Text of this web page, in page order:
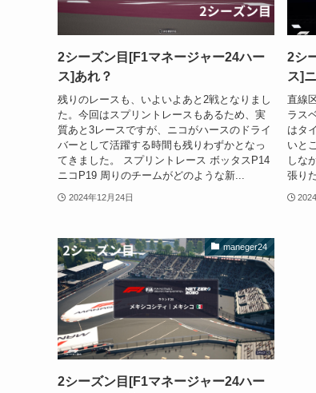
2シーズン目[F1マネージャー24ハー
ス]あれ？
残りのレースも、いよいよあと2戦となりまし
た。今回はスプリントレースもあるため、実
質あと3レースですが、ニコがハースのドライ
バーとして活躍する時間も残りわずかとなっ
てきました。 スプリントレース ボッタスP14
ニコP19 周りのチームがどのような新...
2024年12月24日
2シ
ス]
直線
ラス
はタ
いと
しな
張り
maneger24
2シーズン目[F1マネージャー24ハー